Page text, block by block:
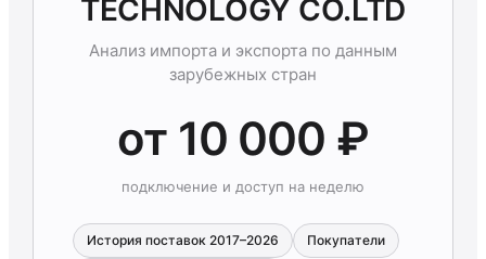
TECHNOLOGY CO.LTD
Анализ импорта и экспорта по данным
зарубежных стран
от 10 000 ₽
подключение и доступ на неделю
История поставок 2017–2026 Покупатели